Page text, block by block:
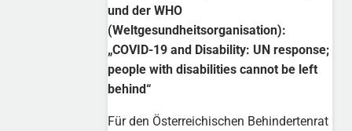
und der WHO
(Weltgesundheitsorganisation):
„COVID-19 and Disability: UN response;
people with disabilities cannot be left
behind“
Für den Österreichischen Behindertenrat